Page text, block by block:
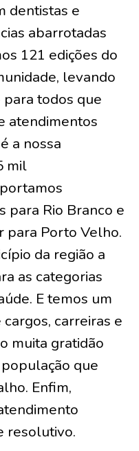
dentistas e
abarrotadas
121 edições do
levando
todos que
atendimentos
a nossa
mil
para Rio Branco e
para Porto Velho.
da região a
as categorias
E temos um
carreiras e
muita gratidão
que
Enfim,
resolutivo.